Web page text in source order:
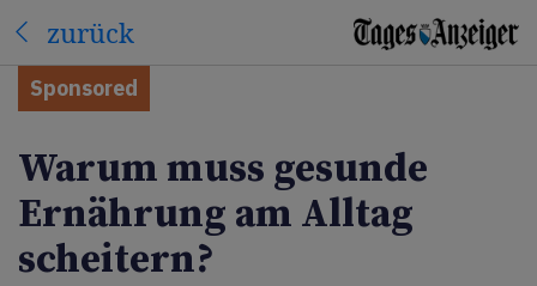
zurück
Sponsored
Warum muss gesunde
Ernährung am Alltag
scheitern?